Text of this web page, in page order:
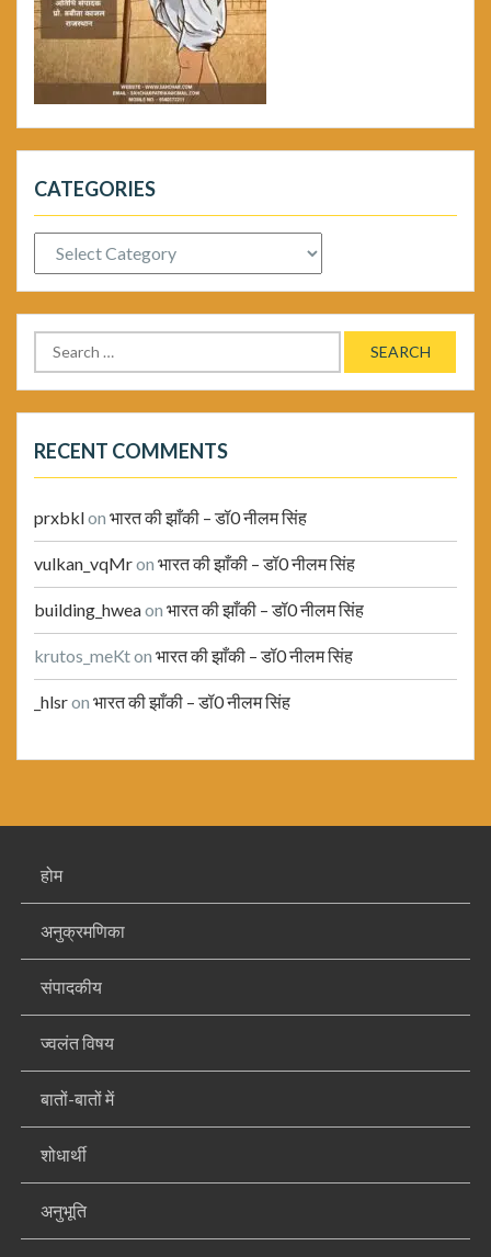
CATEGORIES
Categories
Search
for:
RECENT COMMENTS
prxbklon भारत की झाँकी – डॉ0 नीलम सिंह
vulkan_vqMron भारत की झाँकी – डॉ0 नीलम सिंह
building_hweaon भारत की झाँकी – डॉ0 नीलम सिंह
krutos_meKton भारत की झाँकी – डॉ0 नीलम सिंह
_hlsron भारत की झाँकी – डॉ0 नीलम सिंह
होम
अनुक्रमणिका
संपादकीय
ज्वलंत विषय
बातों-बातों में
शोधार्थी
अनुभूति